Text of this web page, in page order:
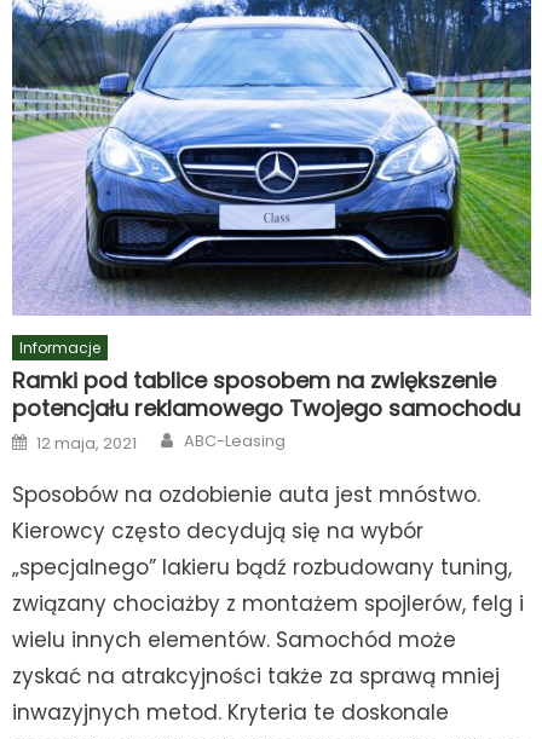
Informacje
Ramki pod tablice sposobem na zwiększenie
potencjału reklamowego Twojego samochodu
Posted
on
12 maja, 2021 Author
ABC-Leasing
Sposobów na ozdobienie auta jest mnóstwo.
Kierowcy często decydują się na wybór
„specjalnego” lakieru bądź rozbudowany tuning,
związany chociażby z montażem spojlerów, felg i
wielu innych elementów. Samochód może
zyskać na atrakcyjności także za sprawą mniej
inwazyjnych metod. Kryteria te doskonale